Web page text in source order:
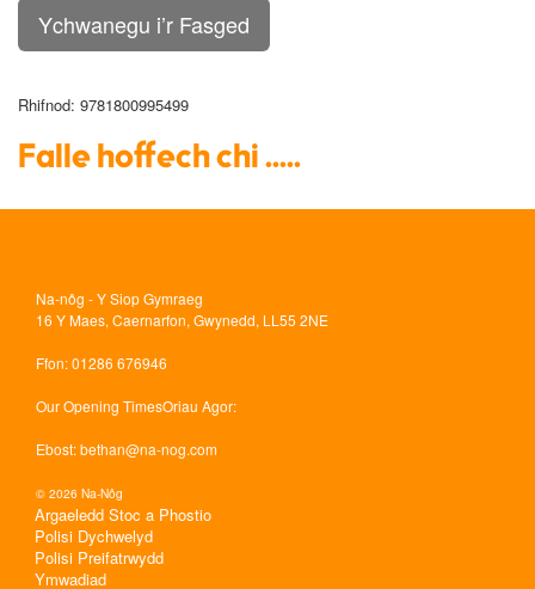
Rhifnod: 9781800995499
Falle hoffech chi .....
Na-nôg - Y Siop Gymraeg
16 Y Maes, Caernarfon, Gwynedd, LL55 2NE
Ffon: 01286 676946
Our Opening TimesOriau Agor:
Ebost:bethan@na-nog.com
© 2026 Na-Nôg
Argaeledd Stoc a Phostio
Polisi Dychwelyd
Polisi Preifatrwydd
Ymwadiad